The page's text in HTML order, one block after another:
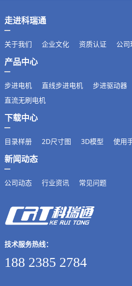
走进科瑞通
关于我们 企业文化 资质认证 公司
产品中心
步进电机 直线步进电机 步进驱动器
直流无刷电机
下载中心
目录样册 2D尺寸图 3D模型 使用
新闻动态
公司动态 行业资讯 常见问题
技术服务热线：
188 2385 2784